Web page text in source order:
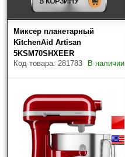
Миксер планетарный
KitchenAid Artisan
5KSM70SHXEER
Код товара: 281783
В наличии